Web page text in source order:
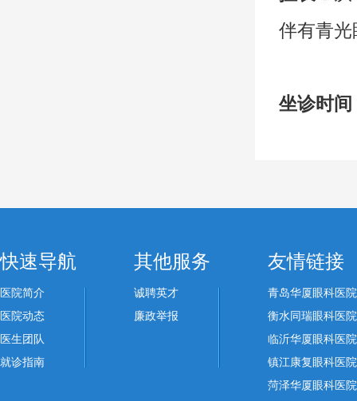
伴有青
坐诊时间
快速导航
医院简介
医院动态
医生团队
就诊指南
其他服务
诚聘英才
廉政举报
友情链接
青岛华厦眼科医院
衡水同瑞眼科医院
临沂华厦眼科医院
镇江康复眼科医院
菏泽华厦眼科医院